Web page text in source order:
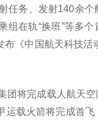
任务、发射140余
在轨“换班”等多
《中国航天科技活
团将完成载人航天
载火箭将完成首